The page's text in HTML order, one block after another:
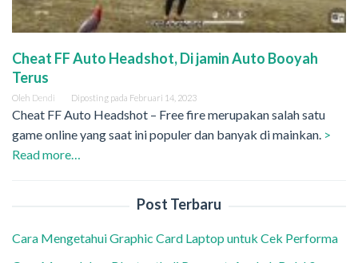
Cheat FF Auto Headshot, Di jamin Auto Booyah
Terus
Oleh Dendi Diposting pada Februari 14, 2023
Cheat FF Auto Headshot – Free fire merupakan salah satu
game online yang saat ini populer dan banyak di mainkan. >
Read more…
Post Terbaru
Cara Mengetahui Graphic Card Laptop untuk Cek Performa